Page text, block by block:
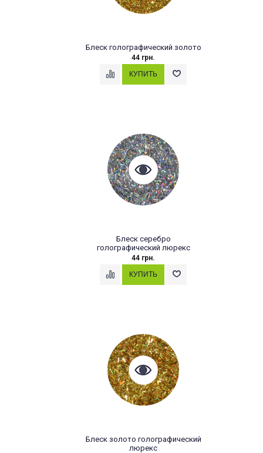
Блеск голографический золото
44 грн.
Блеск серебро
голографический люрекс
44 грн.
Блеск золото голографический
люрекс